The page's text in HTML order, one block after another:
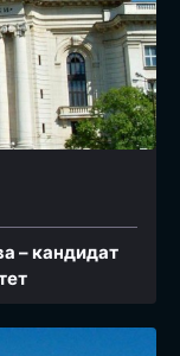
– кандидат